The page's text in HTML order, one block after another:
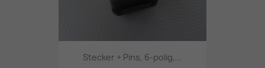
Stecker + Pins, 6-polig,...